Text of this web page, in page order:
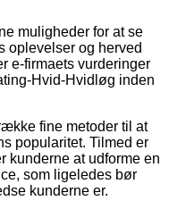
muligheder for at se
oplevelser og herved
e-firmaets vurderinger
Hvid-Hvidløg inden
fine metoder til at
popularitet. Tilmed er
kunderne at udforme en
som ligeledes bør
kunderne er.